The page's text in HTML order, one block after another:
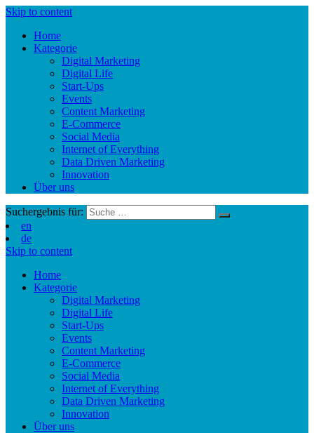
Skip to content
Home
Kategorie
Digital Marketing
Digital Life
Start-Ups
Events
Content Marketing
E-Commerce
Social Media
Internet of Everything
Data Driven Marketing
Innovation
Über uns
Suchergebnis für:
en
de
Skip to content
Home
Kategorie
Digital Marketing
Digital Life
Start-Ups
Events
Content Marketing
E-Commerce
Social Media
Internet of Everything
Data Driven Marketing
Innovation
Über uns